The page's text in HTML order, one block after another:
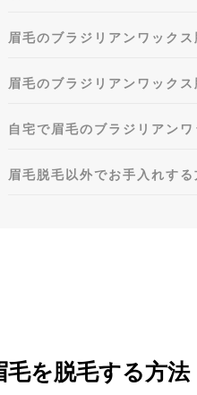
眉毛のブラジリアンワック
眉毛のブラジリアンワック
自宅で眉毛のブラジリアン
眉毛脱毛以外でお手入れする
毛を脱毛する方法